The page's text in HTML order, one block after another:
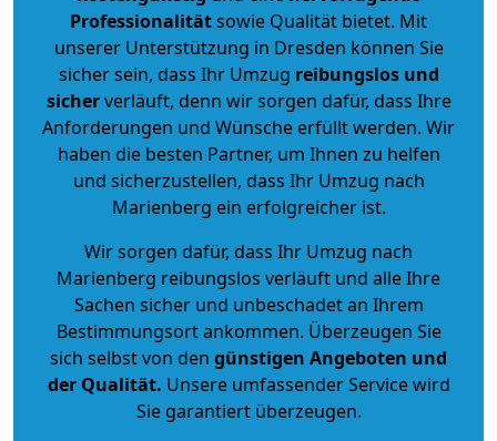
Professionalitätsowie Qualität bietet. Mit
unserer Unterstützung in Dresden können Sie
sicher sein, dass Ihr Umzug reibungslos und
sicherverläuft, denn wir sorgen dafür, dass Ihre
Anforderungen und Wünsche erfüllt werden. Wir
haben die besten Partner, um Ihnen zu helfen
und sicherzustellen, dass Ihr Umzug nach
Marienberg ein erfolgreicher ist.
Wir sorgen dafür, dass Ihr Umzug nach
Marienberg reibungslos verläuft und alle Ihre
Sachen sicher und unbeschadet an Ihrem
Bestimmungsort ankommen. Überzeugen Sie
sich selbst von den günstigen Angeboten und
der Qualität. Unsere umfassender Service wird
Sie garantiert überzeugen.